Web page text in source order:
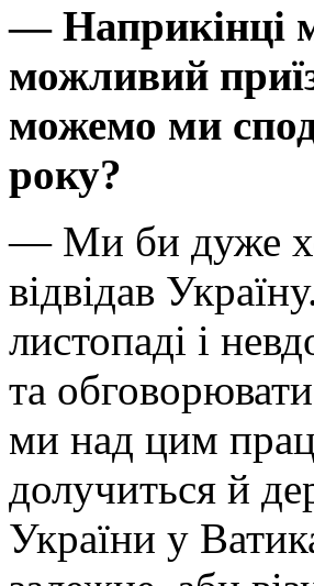
— Наприкінці
можливий
можемо ми
року?
— Ми би дуже
відвідав
листопаді і
та
ми над цим
долучиться й
України у